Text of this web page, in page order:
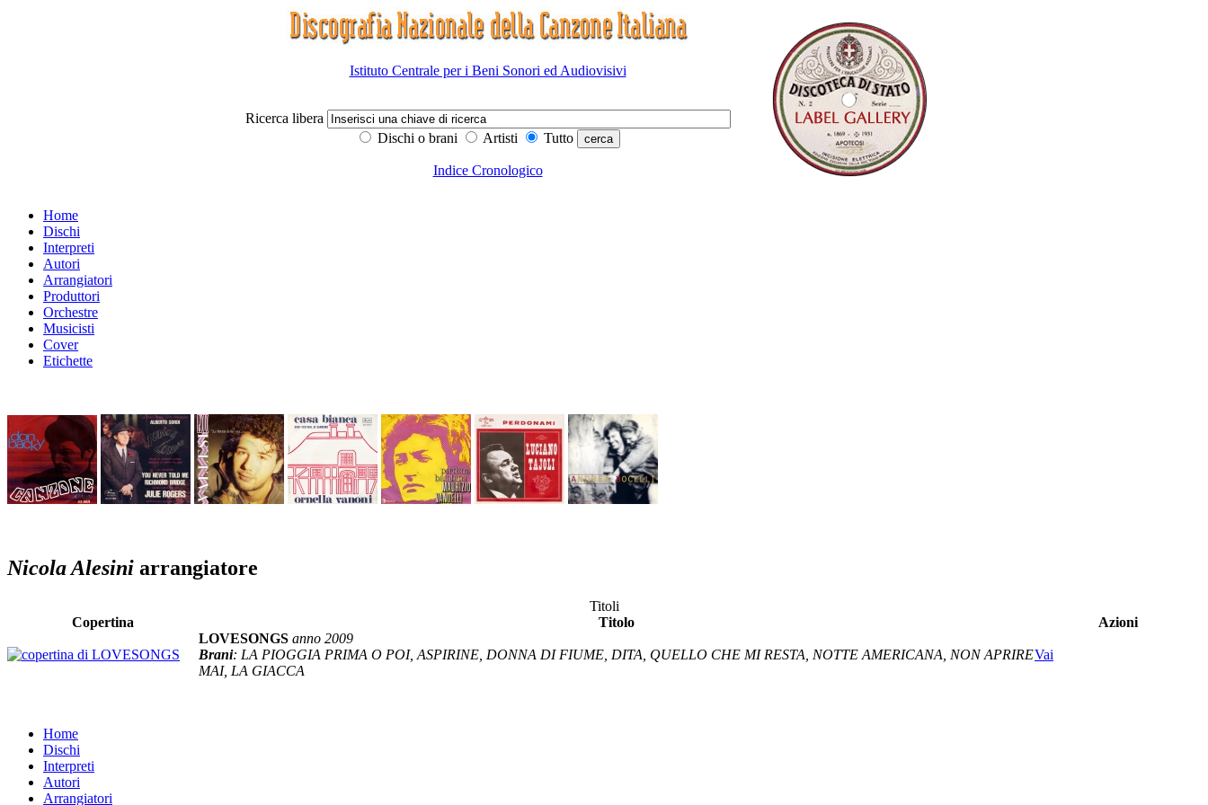
Istituto Centrale per i Beni Sonori ed Audiovisivi
Ricerca libera
Dischi o brani
Artisti Tutto
Indice Cronologico
Home
Dischi
Interpreti
Autori
Arrangiatori
Produttori
Orchestre
Musicisti
Cover
Etichette
Nicola Alesini arrangiatore
Titoli
Copertina
Titolo
Azioni
LOVESONGS anno 2009
Brani: LA PIOGGIA PRIMA O POI, ASPIRINE, DONNA DI FIUME, DITA, QUELLO CHE MI RESTA, NOTTE AMERICANA, NON APRIRE
MAI, LA GIACCA
Vai
Home
Dischi
Interpreti
Autori
Arrangiatori